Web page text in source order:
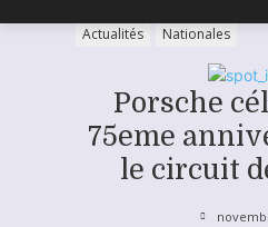
Actualités Nationales
Porsche
75eme
le circuit